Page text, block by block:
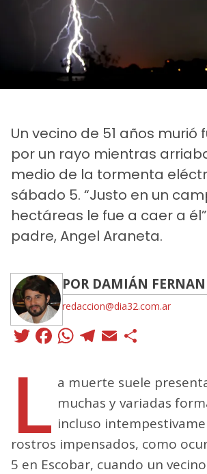
Un vecino de 51 años murió
por un rayo mientras
medio de la tormenta
sábado 5. “Justo en un
hectáreas le fue a caer a
padre, Angel Araneta.
POR DAMIÁN
redaccion@dia32.com.ar
Twitter
Facebook
WhatsApp
Telegram
Email
L a muerte suele
muchas y variadas
incluso
rostros impensados, como
5 en Escobar, cuando un